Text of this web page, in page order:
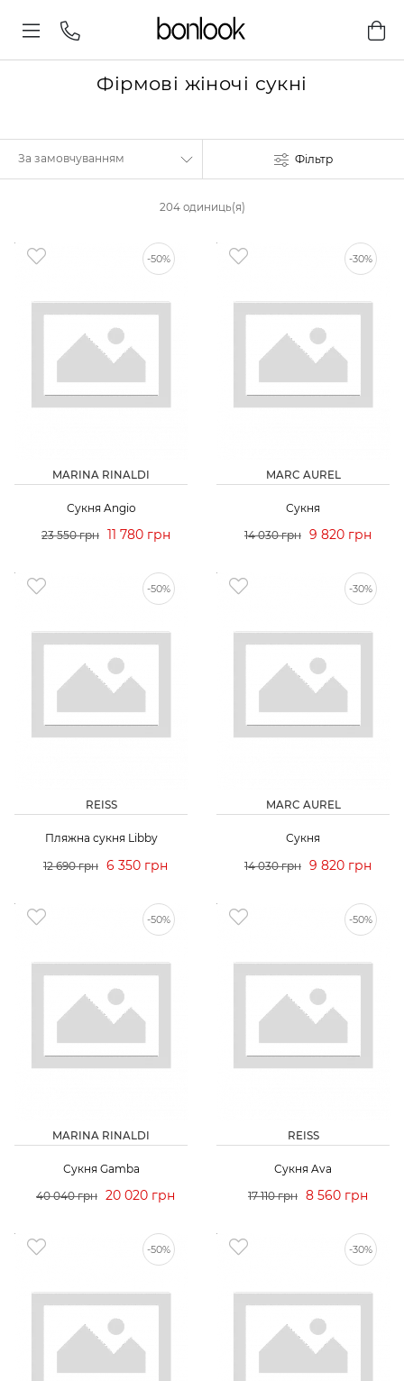
Фірмові жіночі сукні
Фільтр
204 одиниць(я)
-50%
MARINA RINALDI
Сукня Angio
23 550 грн 11 780 грн
-30%
MARC AUREL
Сукня
14 030 грн 9 820 грн
-50%
REISS
Пляжна сукня Libby
12 690 грн 6 350 грн
-30%
MARC AUREL
Сукня
14 030 грн 9 820 грн
-50%
MARINA RINALDI
Сукня Gamba
40 040 грн 20 020 грн
-50%
REISS
Сукня Ava
17 110 грн 8 560 грн
-50% -30%